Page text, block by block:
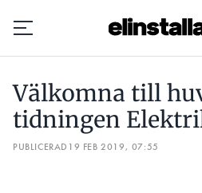
Prenumerera
Hantera
Välkomna till
tidningen
PUBLICERAD 19 FEB 2019, 07:55